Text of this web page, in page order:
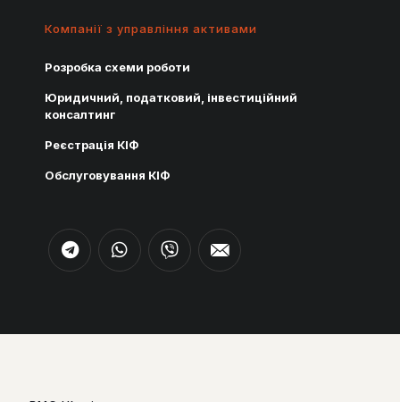
Компанії з управління активами
Розробка схеми роботи
Юридичний, податковий, інвестиційний
консалтинг
Реєстрація КІФ
Обслуговування КІФ